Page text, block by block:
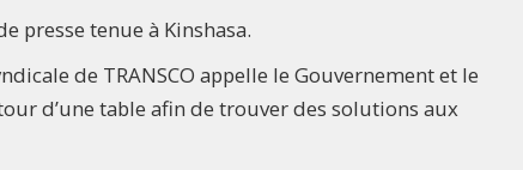
presse tenue à Kinshasa.
de TRANSCO appelle le Gouvernement et le
d’une table afin de trouver des solutions aux